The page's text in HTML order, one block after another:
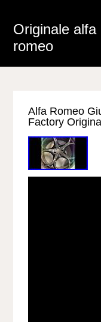
Originale alfa
romeo
Alfa Romeo
Factory